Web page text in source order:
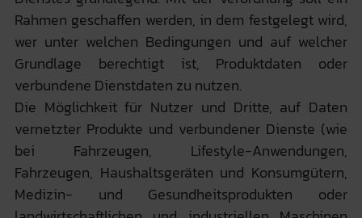
Rahmen geschaffen werden, in dem festgelegt wird,
wer unter welchen Bedingungen und auf welcher
Grundlage berechtigt ist, Produktdaten oder
verbundene Dienstdaten zu nutzen.
Die Möglichkeit für Nutzer und Dritte, auf Daten
vernetzter Produkte und verbundener Dienste (wie
bei Fahrzeugen, Lifestyle-Anwendungen,
Fahrzeugen, Haushaltsgeräten und Konsumgütern,
Medizin- und Gesundheitsprodukten oder